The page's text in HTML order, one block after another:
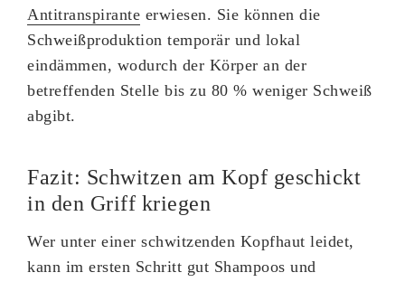
Antitranspirante erwiesen. Sie können die
Schweißproduktion temporär und lokal
eindämmen, wodurch der Körper an der
betreffenden Stelle bis zu 80 % weniger Schweiß
abgibt.
Fazit: Schwitzen am Kopf geschickt
in den Griff kriegen
Wer unter einer schwitzenden Kopfhaut leidet,
kann im ersten Schritt gut Shampoos und